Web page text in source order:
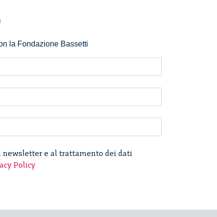
la Fondazione Bassetti
newsletter e al trattamento dei dati
Policy